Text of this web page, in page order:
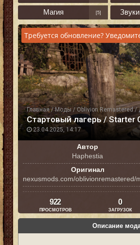
Магия [5]
Главная/Моды / Oblivion Remastered/
23.04.2025, 14:17
Стартовый лагерь / Starter
Требуется обновление?
Автор
Haphestia
Оригинал
nexusmods.com/oblivionremastered/
922
ПРОСМОТРОВ
0
ЗАГРУЗОК
Описание